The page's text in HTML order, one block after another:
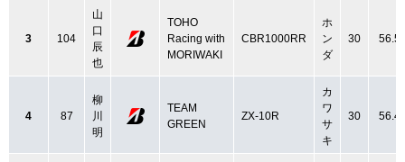
3 104
山
口
辰
也
TOHO
Racing with
MORIWAKI
CBR1000RR
ホ
ン
ダ
30
4 87
柳
川
明
TEAM
GREEN
ZX-10R
カ
ワ
サ
キ
30